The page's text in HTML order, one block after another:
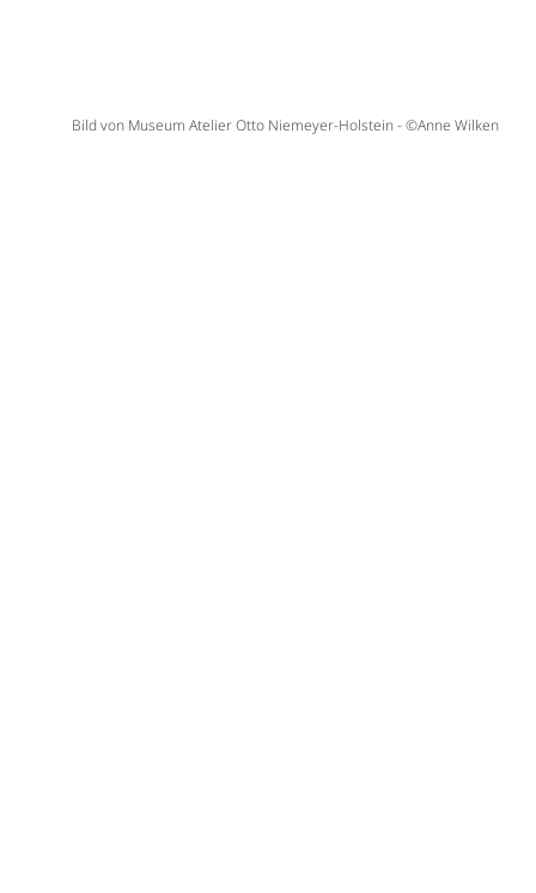
Bild von Museum Atelier Otto Niemeyer-Holstein - ©Anne Wilken